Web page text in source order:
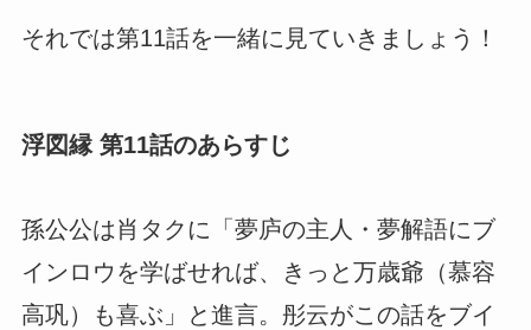
それでは第11話を一緒に見ていきましょう！
浮図縁 第11話のあらすじ
孫公公は肖タクに「夢庐の主人・夢解語にブ
インロウを学ばせれば、きっと万歳爺（慕容
高巩）も喜ぶ」と進言。彤云がこの話をブイ